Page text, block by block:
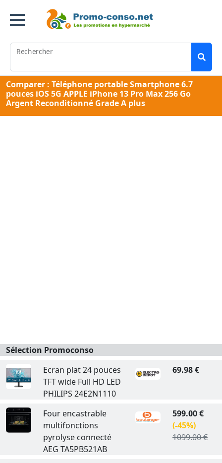
Rechercher
Comparer : Téléphone portable Smartphone 6.7
pouces iOS 5G APPLE iPhone 13 Pro Max 256 Go
Argent Reconditionné Grade A plus
Sélection Promoconso
Ecran plat 24 pouces
TFT wide Full HD LED
PHILIPS 24E2N1110
69.98 €
Four encastrable
multifonctions
pyrolyse connecté
AEG TA5PB521AB
599.00 €
(-45%)
1099.00 €